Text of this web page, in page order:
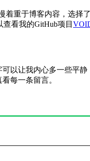
着重于博客内容，选择
看我的GitHub项目
以让我内心多一些平
每一条留言。